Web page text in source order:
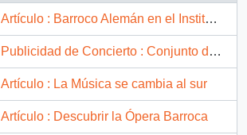
Artículo : Barroco Alemán en el Instituto de Música de Santiago
Publicidad de Concierto : Conjunto de Música Barroca y Orquesta de Cámara del Instituto de Música de Santiago
Artículo : La Música se cambia al sur
Artículo : Descubrir la Ópera Barroca